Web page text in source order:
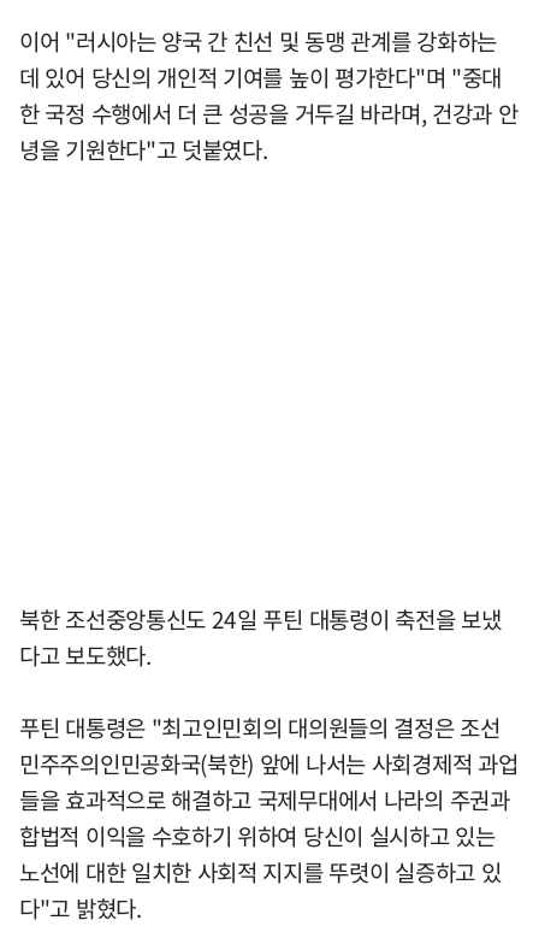
이어 "러시아는 양국 간 친선 및 동맹 관계를 강화하는
데 있어 당신의 개인적 기여를 높이 평가한다"며 "중대
한 국정 수행에서 더 큰 성공을 거두길 바라며, 건강과 안
녕을 기원한다"고 덧붙였다.
북한 조선중앙통신도 24일 푸틴 대통령이 축전을 보냈
다고 보도했다.
푸틴 대통령은 "최고인민회의 대의원들의 결정은 조선
민주주의인민공화국(북한) 앞에 나서는 사회경제적 과업
들을 효과적으로 해결하고 국제무대에서 나라의 주권과
합법적 이익을 수호하기 위하여 당신이 실시하고 있는
노선에 대한 일치한 사회적 지지를 뚜렷이 실증하고 있
다"고 밝혔다.